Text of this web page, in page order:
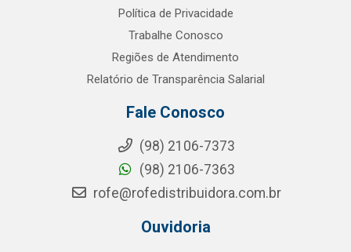
Política de Privacidade
Trabalhe Conosco
Regiões de Atendimento
Relatório de Transparência Salarial
Fale Conosco
(98) 2106-7373
(98) 2106-7363
rofe@rofedistribuidora.com.br
Ouvidoria